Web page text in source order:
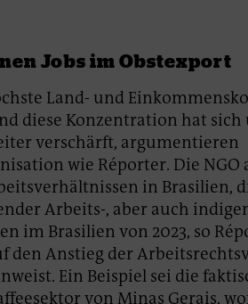
Jobs im Obstexport
Land- und
diese Konzentration hat
verschärft, argumentieren
wie Réporter. Die NGO
in Brasilien,
Arbeits-, aber auch
im Brasilien von 2023, so
den Anstieg der
Ein Beispiel sei die
von Minas Gerais,